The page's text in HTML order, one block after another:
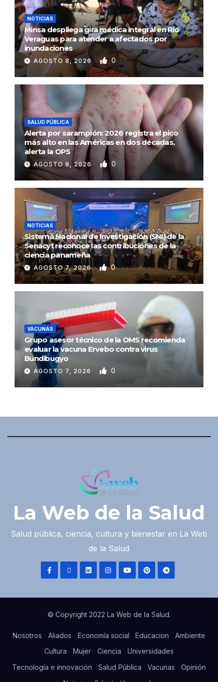
NOTICIAS
Minsa despliega gira médica integral en Río
Veraguas para atender a afectados por
inundaciones
AGOSTO 8, 2026 0
SALUD PÚBLICA
Alerta por sarampión: 2026 registra el pico
más alto en las Américas en dos décadas,
alerta la OPS
AGOSTO 8, 2026 0
NOTICIAS
Sistema Nacional de Investigación (SNI) de la
Senacyt reconoce las contribuciones de la
ciencia panameña
AGOSTO 7, 2026 0
VACUNAS
Grupo asesor técnico de la OMS recomienda
evaluar la vacuna Ervebo contra virus
Bundibugyo
AGOSTO 7, 2026 0
La Web de la Salud
Salud pública, ciencia, cultura y bienestar en La Web
de la Salud
© Copyright 2022 La Web de la Salud.
Nosotros Aliados Economía social Educacion
Ambiente
Cultura
Mujer Ciencia
Universidades
Tecnología e innovación
Salud Pública Vacunas
Opinión